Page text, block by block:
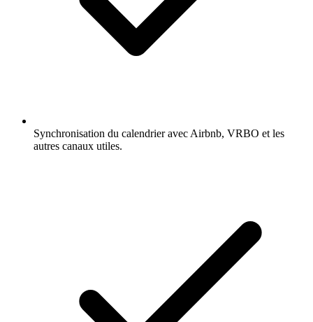
Synchronisation du calendrier avec Airbnb, VRBO et les
autres canaux utiles.